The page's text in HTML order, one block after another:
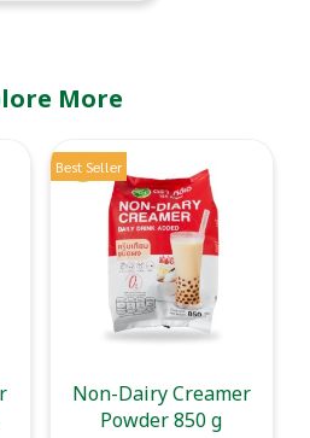
More
Best Seller
Non-Dairy Creamer
Powder 850 g